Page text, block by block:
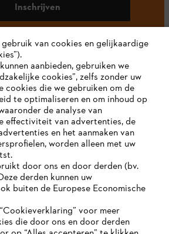
Inschrijven
#STIHL
WORDT NIET
van cookies en gelijkaardige
aanbieden, gebruiken we
cookies”, zelfs zonder uw
cookies die we gebruiken om de
te optimaliseren en om inhoud op
de analyse van
effectiviteit van advertenties, de
en het aanmaken van
worden alleen met uw
door ons en door derden (bv.
derden kunnen uw
buiten de Europese Economische
voor meer
die door ons en door derden